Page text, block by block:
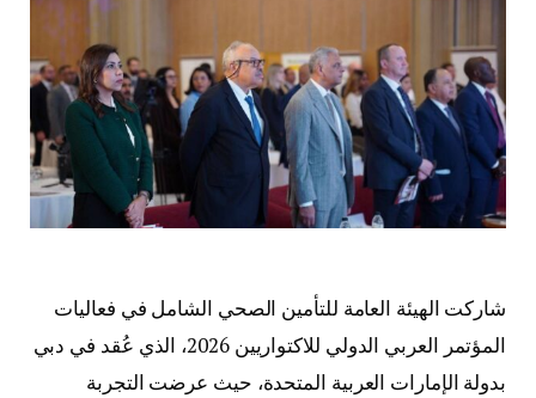
شاركت الهيئة العامة للتأمين الصحي الشامل في فعاليات
المؤتمر العربي الدولي للاكتواريين 2026، الذي عُقد في دبي
بدولة الإمارات العربية المتحدة، حيث عرضت التجربة